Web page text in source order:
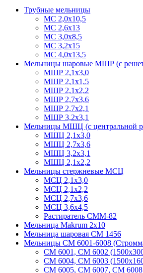
Трубные мельницы
МС 2,0х10,5
МС 2,6х13
МС 3,0х8,5
МС 3,2х15
МС 4,0х13,5
Мельницы шаровые МШР (с
МШР 2,1х3,0
МШР 2,1х1,5
МШР 2,1х2,2
МШР 2,7х3,6
МШР 2,7х2,1
МШР 3,2х3,1
Мельницы МШЦ (с центральной
МШЦ 2,1х3,0
МШЦ 2,7х3,6
МШЦ 3,2х3,1
МШЦ 2,1х2,2
Мельницы стержневые МСЦ
МСЦ 2,1х3,0
МСЦ 2,1х2,2
МСЦ 2,7х3,6
МСЦ 3,6х4,5
Растиратель СММ-82
Мельница Makrum 2х10
Мельница шаровая СМ 1456
Мельницы СМ 6001-6008
СМ 6001, СМ 6002
СМ 6004, СМ 6003
СМ 6005, СМ 6007, СМ 6008